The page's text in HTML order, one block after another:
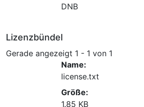
DNB
Lizenzbündel
Gerade angezeigt 1 - 1 von 1
Name:
license.txt
Größe:
1.85 KB